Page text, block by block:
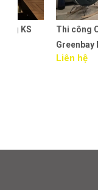
Thi công CHCC
Greenbay HL